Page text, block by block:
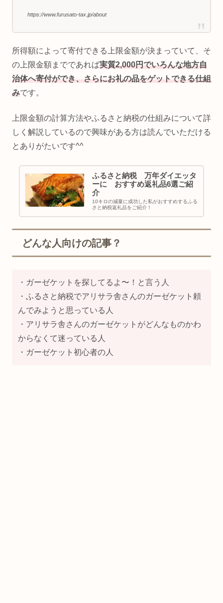
https://www.furusato-tax.jp/about
所得額によって寄付できる上限金額が決まっていて、そ
の上限金額までであれば実質2,000円でいろんな地方自
治体へ寄付ができ、さらにお礼の品をゲットできる仕組
みです。
上限金額の計算方法やふるさと納税の仕組みについて詳
しく解説しているので興味がある方は読んでいただける
とありがたいです^^
ふるさと納税 万年ダイエッタ
ーに おすすめ返礼品6選ご紹
介
10キロの減量に成功した私がおすすめするふる
さと納税返礼品をご紹介！
どんな人向けの記事？
・ガーゼケットを探してるよ〜！と言う人
・ふるさと納税でアリサラ舎さんのガーゼケット頼
んでみようと思っている人
・アリサラ舎さんのガーゼケットがどんなものかわ
からなくて迷っている人
・ガーゼケット初心者の人